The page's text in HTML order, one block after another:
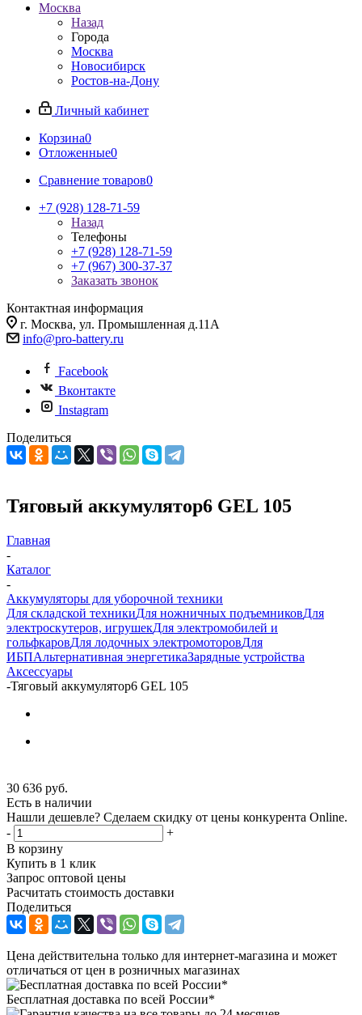
Москва
Назад
Города
Москва
Новосибирск
Ростов-на-Дону
Личный кабинет
Корзина0
Отложенные0
Сравнение товаров0
+7 (928) 128-71-59
Назад
Телефоны
+7 (928) 128-71-59
+7 (967) 300-37-37
Заказать звонок
Контактная информация
г. Москва, ул. Промышленная д.11А
info@pro-battery.ru
Facebook
Вконтакте
Instagram
Поделиться
Тяговый аккумулятор6 GEL 105
Главная
-
Каталог
-
Аккумуляторы для уборочной техники
Для складской техникиДля ножничных подъемниковДля
электроскутеров, игрушекДля электромобилей и
гольфкаровДля лодочных электромоторовДля
ИБПАльтернативная энергетикаЗарядные устройства
Аксессуары
-Тяговый аккумулятор6 GEL 105
30 636 руб.
Есть в наличии
Нашли дешевле? Сделаем скидку от цены конкурента Online.
-
+
В корзину
Купить в 1 клик
Запрос оптовой цены
Расчитать стоимость доставки
Поделиться
Цена действительна только для интернет-магазина и может
отличаться от цен в розничных магазинах
Бесплатная доставка по всей России*